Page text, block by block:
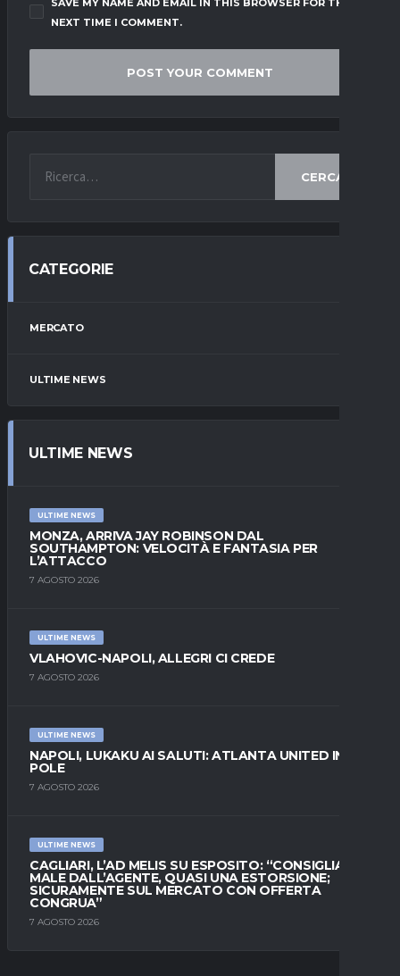
SAVE MY NAME AND EMAIL IN THIS BROWSER FOR THE
NEXT TIME I COMMENT.
CERCA
CATEGORIE
MERCATO
ULTIME NEWS
ULTIME NEWS
ULTIME NEWS
MONZA, ARRIVA JAY ROBINSON DAL
SOUTHAMPTON: VELOCITÀ E FANTASIA PER
L’ATTACCO
7 AGOSTO 2026
ULTIME NEWS
VLAHOVIC-NAPOLI, ALLEGRI CI CREDE
7 AGOSTO 2026
ULTIME NEWS
NAPOLI, LUKAKU AI SALUTI: ATLANTA UNITED IN
POLE
7 AGOSTO 2026
ULTIME NEWS
CAGLIARI, L’AD MELIS SU ESPOSITO: “CONSIGLIATO
MALE DALL’AGENTE, QUASI UNA ESTORSIONE;
SICURAMENTE SUL MERCATO CON OFFERTA
CONGRUA”
7 AGOSTO 2026